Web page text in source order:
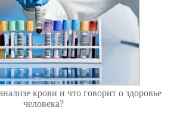
крови и что говорит о здоровье
человека?